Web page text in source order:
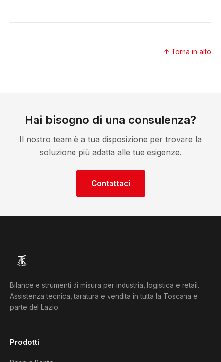
↑ Torna in alto
Hai bisogno di una consulenza?
Il nostro team è a tua disposizione per trovare la
soluzione più adatta alle tue esigenze.
Contattaci
Bilance e strumenti di misura per industria, logistica e retail.
Assistenza tecnica, taratura e vendita in tutta la Toscana e
parte del Lazio.
Prodotti